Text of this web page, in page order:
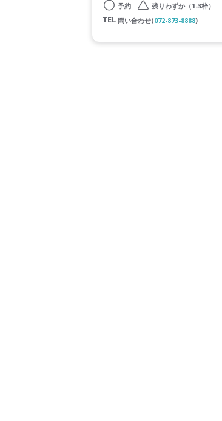
予約
残りわずか（1-3枠）
問い合わせ(072-873-8888)